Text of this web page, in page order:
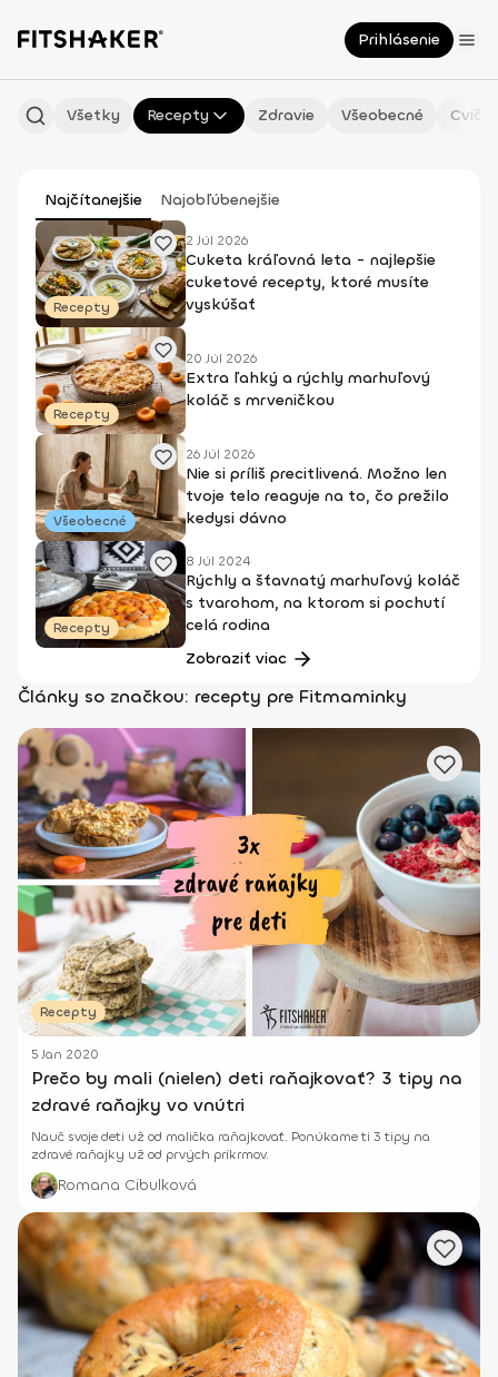
Prihlásenie
Všetky Recepty Zdravie Všeobecné
Najčítanejšie Najobľúbenejšie
Recepty
2 Júl 2026
Cuketa kráľovná leta - najlepšie
cuketové recepty, ktoré musíte
vyskúšať
Recepty
20 Júl 2026
Extra ľahký a rýchly marhuľový
koláč s mrveničkou
Všeobecné
26 Júl 2026
Nie si príliš precitlivená. Možno len
tvoje telo reaguje na to, čo prežilo
kedysi dávno
Recepty
8 Júl 2024
Rýchly a šťavnatý marhuľový koláč
s tvarohom, na ktorom si pochutí
celá rodina
Zobraziť viac
Články so značkou: recepty pre Fitmaminky
Recepty
5 Jan 2020
Prečo by mali (nielen) deti raňajkovať? 3 tipy na
zdravé raňajky vo vnútri
Nauč svoje deti už od malička raňajkovať. Ponúkame ti 3 tipy na
zdravé raňajky už od prvých príkrmov.
Romana Cibulková